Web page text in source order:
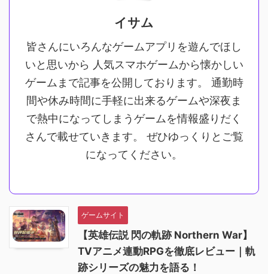
イサム
皆さんにいろんなゲームアプリを遊んでほし
いと思いから 人気スマホゲームから懐かしい
ゲームまで記事を公開しております。 通勤時
間や休み時間に手軽に出来るゲームや深夜ま
で熱中になってしまうゲームを情報盛りだく
さんで載せていきます。 ぜひゆっくりとご覧
になってください。
ゲームサイト
【英雄伝説 閃の軌跡 Northern War】
TVアニメ連動RPGを徹底レビュー｜軌
跡シリーズの魅力を語る！